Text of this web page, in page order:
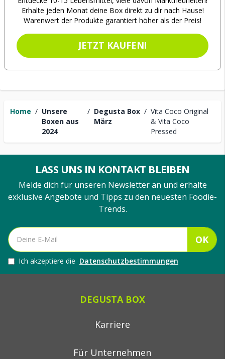
Home / Unsere
Boxen aus
2024
/ Degusta Box
März
/ Vita Coco Original
& Vita Coco
Pressed
Erhalte jeden Monat deine Box direkt zu dir nach Hause!
Warenwert der Produkte garantiert höher als der Preis!
JETZT KAUFEN!
LASS UNS IN KONTAKT BLEIBEN
Melde dich für unseren Newsletter an und erhalte
exklusive Angebote und Tipps zu den neuesten Foodie-
Trends.
OK
Ich akzeptiere die Datenschutzbestimmungen
DEGUSTA BOX
Karriere
Für Unternehmen